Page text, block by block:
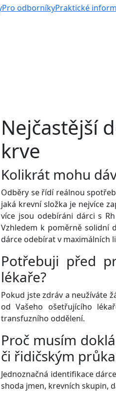
Pro odborníkyPraktické
Nejčastější
krve
Kolikrát mohu
Odběry se řídí reálnou
jaká krevní složka je nejvíce
více jsou odebíráni dárci s
Vzhledem k poměrně solidní
dárce odebírat v maximálních
Potřebuji před
lékaře?
Pokud jste zdráv a neužíváte
od Vašeho ošetřujícího
transfuzního oddělení.
Proč musím
či řidičským
Jednoznačná identifikace
shoda jmen, krevních skupin,